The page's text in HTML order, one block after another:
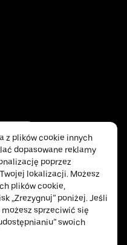
z plików cookie innych
dopasowane reklamy
poprzez
lokalizacji. Możesz
plików cookie,
„Zrezygnuj” poniżej. Jeśli
możesz sprzeciwić się
swoich